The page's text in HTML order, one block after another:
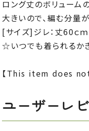
ロング丈のボリューム
大きいので、編む分量
[サイズ]ジレ：丈60ｃ
☆いつでも着られるか
【This item does
ユーザーレ